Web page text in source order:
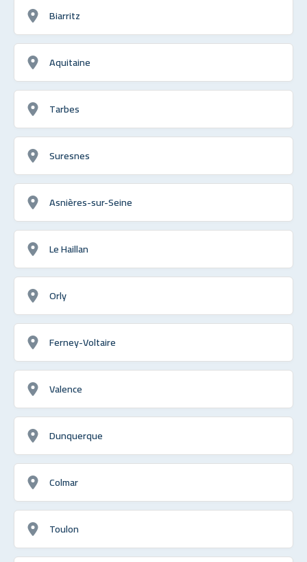
Biarritz
Aquitaine
Tarbes
Suresnes
Asnières-sur-Seine
Le Haillan
Orly
Ferney-Voltaire
Valence
Dunquerque
Colmar
Toulon